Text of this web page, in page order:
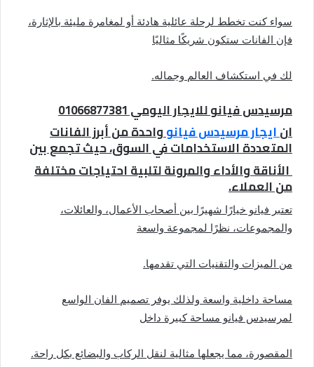
سواء كنت تخطط لرحلة عائلية هادئة أو لمغامرة مليئة بالإثارة،
فإن الفانات ستكون شريكًا مثاليًا
لك في استكشاف العالم وجماله.
مرسيدس فيانو للايجار اليومي 01066877381
انايجار مرسيدس فيانوواحدة من أبرز الفانات
المتعددة الاستخدامات في السوق، حيث تجمع بين
الأناقة والأداء والمرونة لتلبية احتياجات مختلفة
من العملاء.
تعتبر فيانو خيارًا شهيرًا بين أصحاب الأعمال، والعائلات،
والمجموعات، نظرًا لمجموعة واسعة
من الميزات والتقنيات التي تقدمها.
مساحة داخلية واسعة ولذلك يوفر تصميم الفان الواسع
لمرسيدس فيانو مساحة كبيرة داخل
المقصورة، مما يجعلها مثالية لنقل الركاب والبضائع بكل راحة.